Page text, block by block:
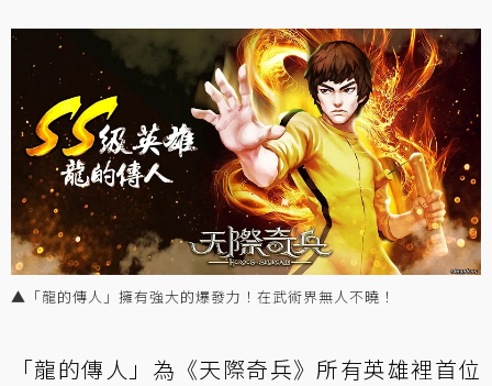
▲「龍的傳人」擁有強大的爆發力！在武術界無人不曉！
「龍的傳人」為《天際奇兵》所有英雄裡首位